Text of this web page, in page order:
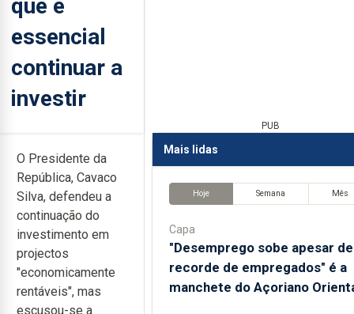
que é
essencial
continuar a
investir
O Presidente da
República, Cavaco
Silva, defendeu a
continuação do
investimento em
projectos
"economicamente
rentáveis", mas
escusou-se a
PUB
Mais lidas
Hoje Semana Mês
Capa
"Desemprego sobe apesar de
recorde de empregados" é a
manchete do Açoriano